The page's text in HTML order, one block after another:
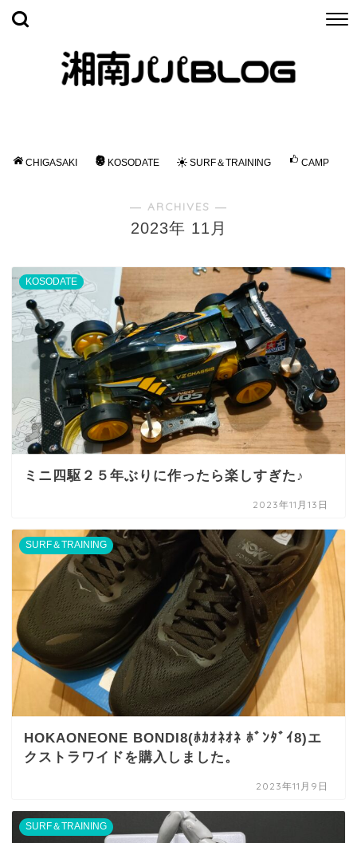
CHIGASAKI KOSODATE SURF＆TRAINING CAMP
― ARCHIVES ―
2023年 11月
KOSODATE
ミニ四駆２５年ぶりに作ったら楽しすぎた♪
2023年11月13日
SURF＆TRAINING
HOKAONEONE BONDI8(ﾎｶｵﾈｵﾈ ﾎﾞﾝﾀﾞｲ8)エ
クストラワイドを購入しました。
2023年11月9日
SURF＆TRAINING